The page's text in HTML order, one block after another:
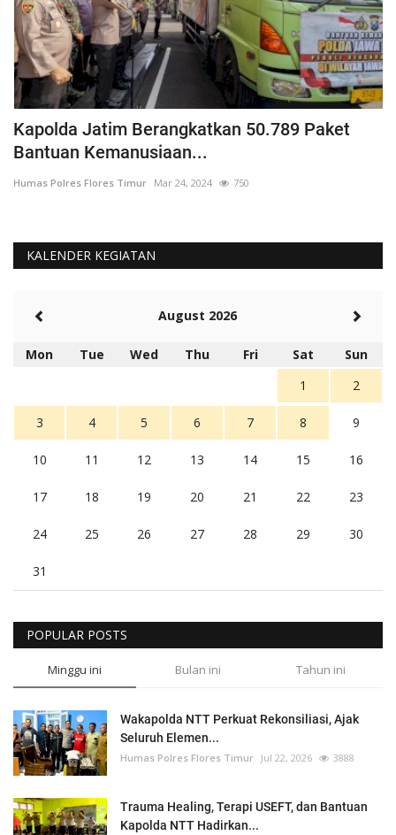
Kapolda Jatim Berangkatkan 50.789 Paket
Bantuan Kemanusiaan...
Humas Polres Flores Timur Mar 24, 2024 750
KALENDER KEGIATAN
August 2026
Mon Tue Wed Thu Fri Sat
Sun
1
2
3 4 5 6 7 8 9
10 11 12 13 14 15 16
17 18 19 20 21 22 23
24 25 26 27 28 29 30
31
POPULAR POSTS
Minggu ini Bulan ini Tahun ini
Wakapolda NTT Perkuat Rekonsiliasi, Ajak
Seluruh Elemen...
Humas Polres Flores Timur Jul 22, 2026 3888
Trauma Healing, Terapi USEFT, dan Bantuan
Kapolda NTT Hadirkan...